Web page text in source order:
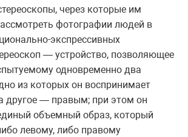
через которые им
фотографии людей в
экспрессивных
— устройство, позволяющее
одновременно два
из которых он воспринимает
другое — правым; при этом он
объемный образ, который
левому, либо правому